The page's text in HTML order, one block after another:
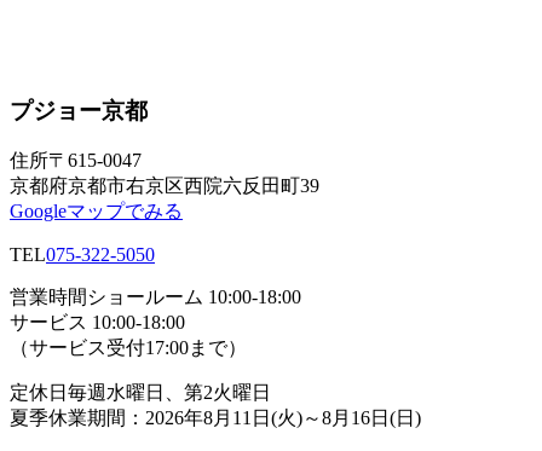
プジョー京都
住所〒615-0047
京都府京都市右京区西院六反田町39
Googleマップでみる
TEL075-322-5050
営業時間 ショールーム 10:00-18:00
サービス 10:00-18:00
（サービス受付17:00まで）
定休日 毎週水曜日、第2火曜日
夏季休業期間：2026年8月11日(火)～8月16日(日)